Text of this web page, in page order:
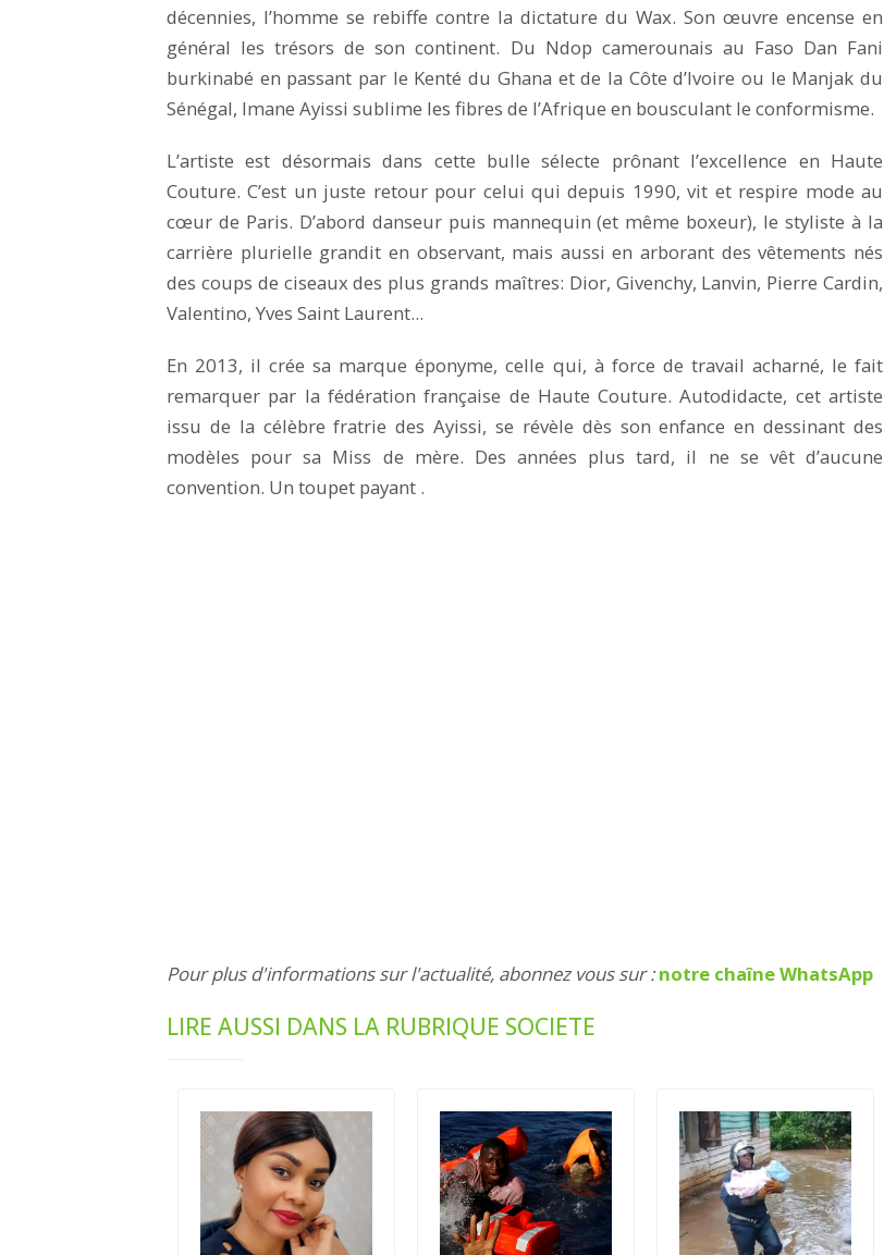
décennies, l’homme se rebiffe contre la dictature du Wax. Son œuvre encense en
général les trésors de son continent. Du Ndop camerounais au Faso Dan Fani
burkinabé en passant par le Kenté du Ghana et de la Côte d’Ivoire ou le Manjak du
Sénégal, Imane Ayissi sublime les fibres de l’Afrique en bousculant le conformisme.
L’artiste est désormais dans cette bulle sélecte prônant l’excellence en Haute
Couture. C’est un juste retour pour celui qui depuis 1990, vit et respire mode au
cœur de Paris. D’abord danseur puis mannequin (et même boxeur), le styliste à la
carrière plurielle grandit en observant, mais aussi en arborant des vêtements nés
des coups de ciseaux des plus grands maîtres: Dior, Givenchy, Lanvin, Pierre Cardin,
Valentino, Yves Saint Laurent...
En 2013, il crée sa marque éponyme, celle qui, à force de travail acharné, le fait
remarquer par la fédération française de Haute Couture. Autodidacte, cet artiste
issu de la célèbre fratrie des Ayissi, se révèle dès son enfance en dessinant des
modèles pour sa Miss de mère. Des années plus tard, il ne se vêt d’aucune
convention. Un toupet payant .
Pour plus d'informations sur l'actualité, abonnez vous sur :notre chaîne WhatsApp
LIRE AUSSI DANS LA RUBRIQUE SOCIETE